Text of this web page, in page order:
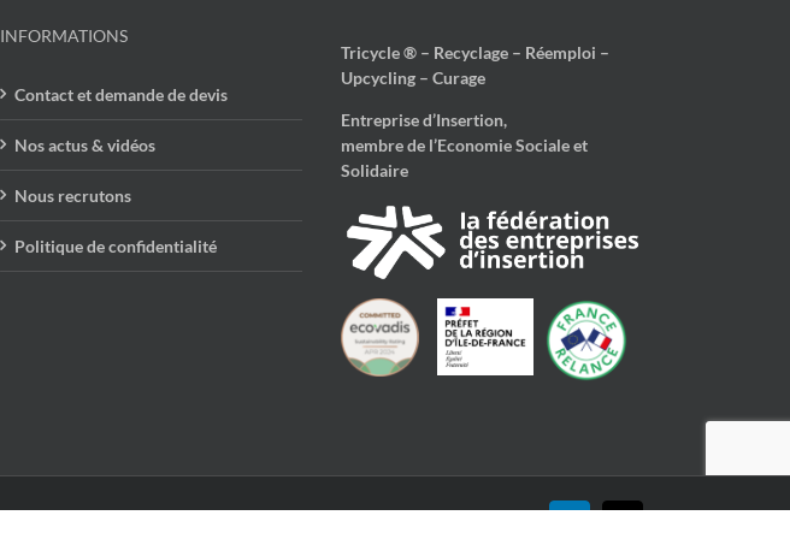
INFORMATIONS
Contact et demande de devis
Nos actus & vidéos
Nous recrutons
Politique de confidentialité
Tricycle ® – Recyclage – Réemploi –
Upcycling – Curage
Entreprise d’Insertion,
membre de l’Economie Sociale et
Solidaire